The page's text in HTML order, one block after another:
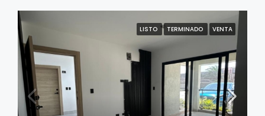
LISTO TERMINADO VENTA